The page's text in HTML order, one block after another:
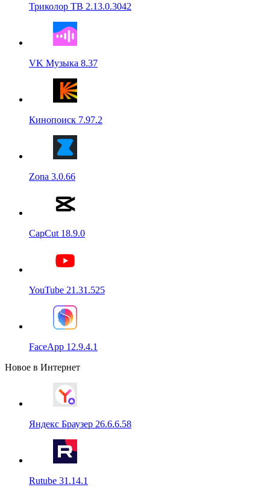
Триколор ТВ 2.13.0.3042
VK Музыка 8.37
Кинопоиск 7.97.2
Zona 3.0.66
CapCut 18.9.0
YouTube 21.31.525
FaceApp 12.9.4.1
Новое в Интернет
Яндекс Браузер 26.6.6.58
Rutube 31.14.1